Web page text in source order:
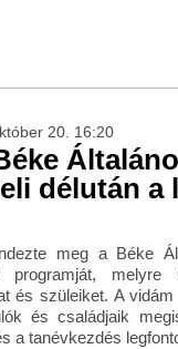
20. 16:20
délután a
meg a Béke
programját,
és szüleiket. A
és családjaik
a tanévkezdés